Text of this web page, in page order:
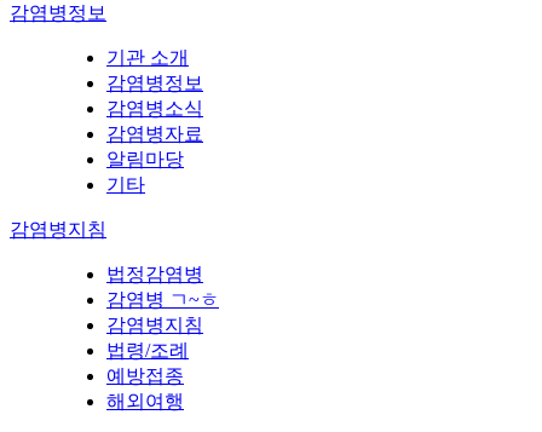
감염병정보
기관 소개
감염병정보
감염병소식
감염병자료
알림마당
기타
감염병지침
법정감염병
감염병 ㄱ~ㅎ
감염병지침
법령/조례
예방접종
해외여행